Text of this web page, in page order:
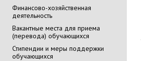
Финансово-хозяйственная
деятельность
Вакантные места для приема
(перевода) обучающихся
Стипендии и меры поддержки
обучающихся